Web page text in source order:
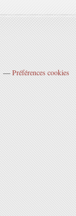
Préférences cookies